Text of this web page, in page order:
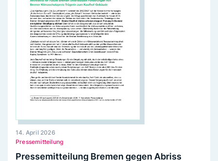
Pressemitteilung
14. April 2026
Pressemitteilung Bremen gegen Abriss